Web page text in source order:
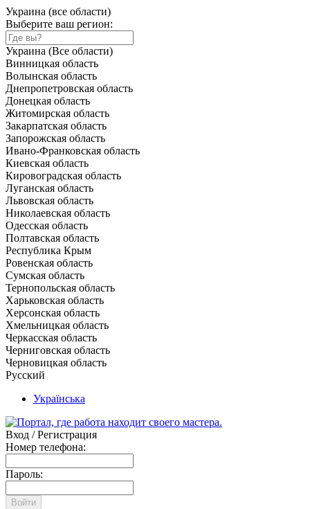
Украина (все области)
Выберите ваш регион:
Украина (Все области)
Винницкая область
Волынская область
Днепропетровская область
Донецкая область
Житомирская область
Закарпатская область
Запорожская область
Ивано-Франковская область
Киевская область
Кировоградская область
Луганская область
Львовская область
Николаевская область
Одесская область
Полтавская область
Республика Крым
Ровенская область
Сумская область
Тернопольская область
Харьковская область
Херсонская область
Хмельницкая область
Черкасская область
Черниговская область
Черновицкая область
Русский
Українська
Вход / Регистрация
Номер телефона:
Пароль:
Войти